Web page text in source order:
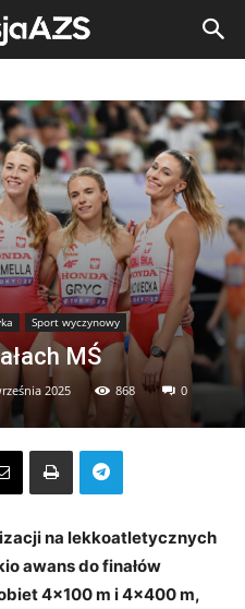
Sport wyczynowy
MŚ
2025 868 0
na lekkoatletycznych
awans do finałów
4×100 m i 4×400 m,